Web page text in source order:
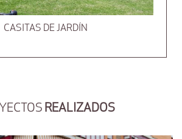
CASITAS DE JARDÍN
REALIZADOS